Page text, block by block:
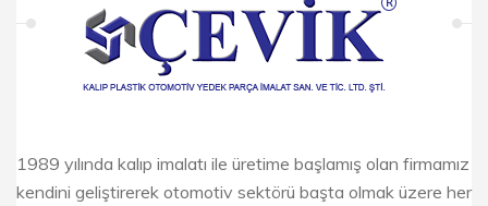
1989 yılında kalıp imalatı ile üretime başlamış olan firmamız
kendini geliştirerek otomotiv sektörü başta olmak üzere her